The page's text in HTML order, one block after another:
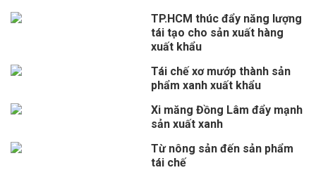
TP.HCM thúc đẩy năng lượng
tái tạo cho sản xuất hàng
xuất khẩu
Tái chế xơ mướp thành sản
phẩm xanh xuất khẩu
Xi măng Đồng Lâm đẩy mạnh
sản xuất xanh
Từ nông sản đến sản phẩm
tái chế